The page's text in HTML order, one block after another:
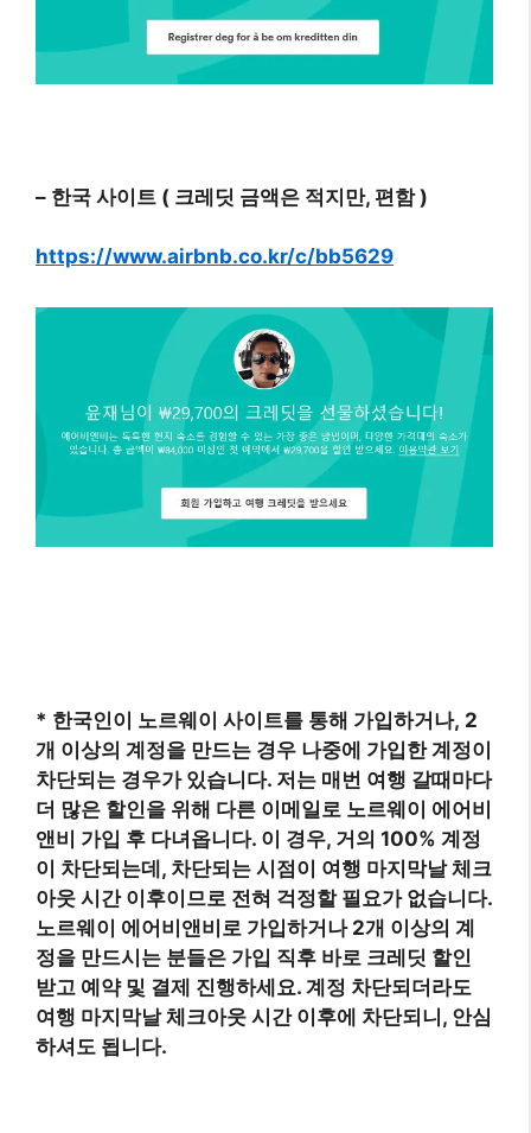
– 한국 사이트 ( 크레딧 금액은 적지만, 편함 )
https://www.airbnb.co.kr/c/bb5629
* 한국인이 노르웨이 사이트를 통해 가입하거나, 2
개 이상의 계정을 만드는 경우 나중에 가입한 계정이
차단되는 경우가 있습니다. 저는 매번 여행 갈때마다
더 많은 할인을 위해 다른 이메일로 노르웨이 에어비
앤비 가입 후 다녀옵니다. 이 경우, 거의 100% 계정
이 차단되는데, 차단되는 시점이 여행 마지막날 체크
아웃 시간 이후이므로 전혀 걱정할 필요가 없습니다.
노르웨이 에어비앤비로 가입하거나 2개 이상의 계
정을 만드시는 분들은 가입 직후 바로 크레딧 할인
받고 예약 및 결제 진행하세요. 계정 차단되더라도
여행 마지막날 체크아웃 시간 이후에 차단되니, 안심
하셔도 됩니다.